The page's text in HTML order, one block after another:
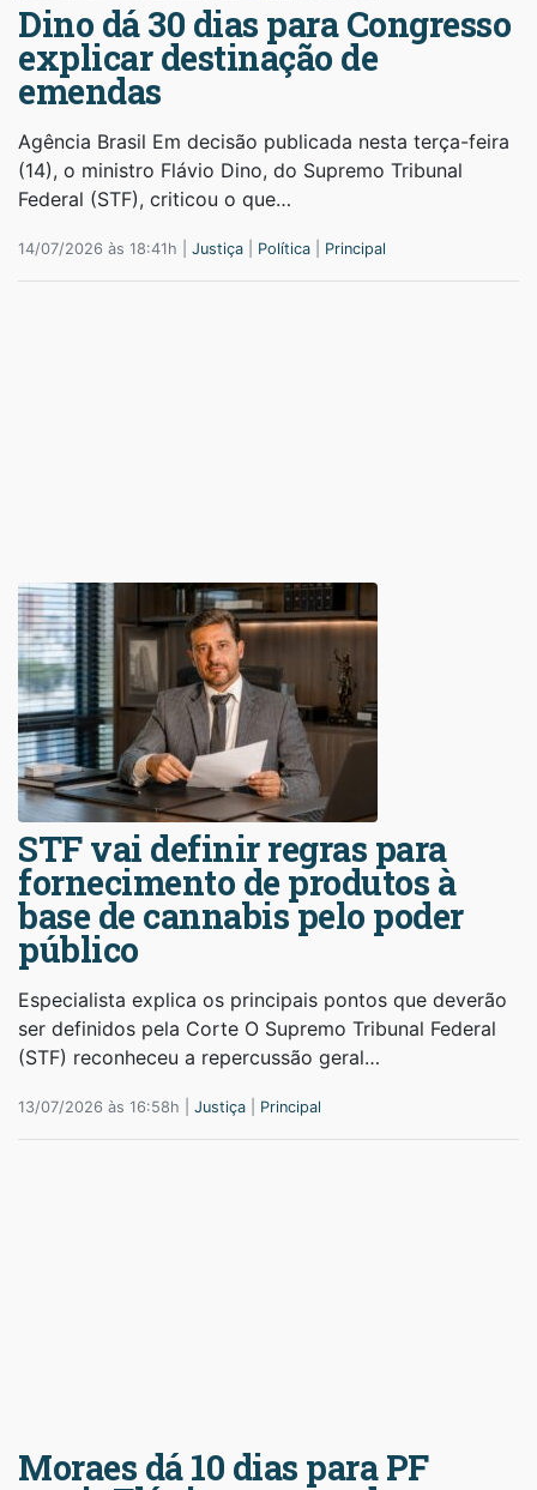
Dino dá 30 dias para Congresso
explicar destinação de
emendas
Agência Brasil Em decisão publicada nesta terça-feira
(14), o ministro Flávio Dino, do Supremo Tribunal
Federal (STF), criticou o que…
14/07/2026 às 18:41h | Justiça Política Principal
STF vai definir regras para
fornecimento de produtos à
base de cannabis pelo poder
público
Especialista explica os principais pontos que deverão
ser definidos pela Corte O Supremo Tribunal Federal
(STF) reconheceu a repercussão geral…
13/07/2026 às 16:58h | Justiça Principal
Moraes dá 10 dias para PF